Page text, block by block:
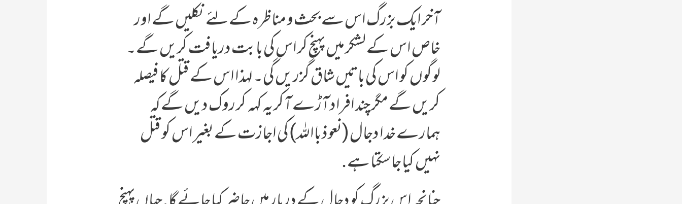
آخر ایک بزرگ اس سے بحث و مناظرہ کے لئے نکلیں گے اور
خاص اس کے لشکر میں پہنچ کر اس کی بابت دریافت کریں گے۔
لوگوں کو اس کی باتیں شاق گزریں گی۔ لہذا اس کے قتل کا فیصلہ
کریں گے مگر چند افراد آڑے آکر یہ کہہ کر روک دیں گے کہ
ہمارے خدا دجال (نعوذ بااللہ) کی اجازت کے بغیر اس کو قتل
نہیں کیا جاسکتا ہے.